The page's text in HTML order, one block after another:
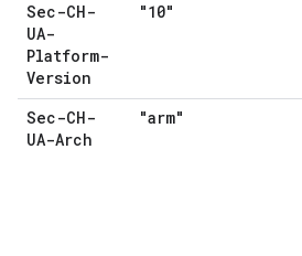
Sec-CH-
UA-
Platform-
Version
"10"
Sec-CH-
UA-Arch
"arm"